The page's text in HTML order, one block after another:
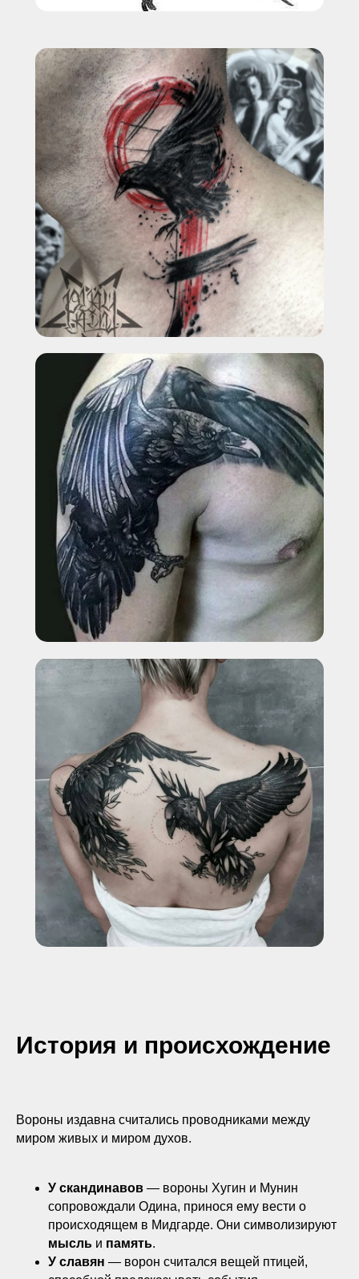
История и происхождение
Вороны издавна считались проводниками между
миром живых и миром духов.
У скандинавов — вороны Хугин и Мунин
сопровождали Одина, принося ему вести о
происходящем в Мидгарде. Они символизируют
мысль и память.
У славян — ворон считался вещей птицей,